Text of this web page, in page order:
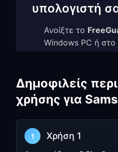
υπολογιστή
Ανοίξτε το
Windows PC ή
Ενεργοποιήστε το
Σημειώστε τη
διεύθυνση IPκαι
192.168.1.5:7890
Δημοφιλείς
χρήσης για
1 Χρήση 1